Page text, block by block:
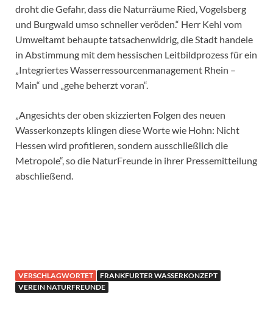
droht die Gefahr, dass die Naturräume Ried, Vogelsberg
und Burgwald umso schneller veröden.“ Herr Kehl vom
Umweltamt behaupte tatsachenwidrig, die Stadt handele
in Abstimmung mit dem hessischen Leitbildprozess für ein
„Integriertes Wasserressourcenmanagement Rhein –
Main“ und „gehe beherzt voran“.
„Angesichts der oben skizzierten Folgen des neuen
Wasserkonzepts klingen diese Worte wie Hohn: Nicht
Hessen wird profitieren, sondern ausschließlich die
Metropole“, so die NaturFreunde in ihrer Pressemitteilung
abschließend.
VERSCHLAGWORTET
FRANKFURTER WASSERKONZEPT
VEREIN NATURFREUNDE